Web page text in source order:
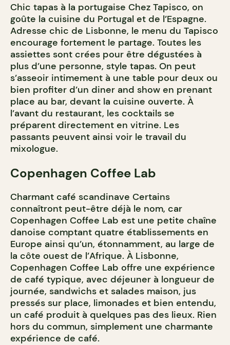
Chic tapas à la portugaise Chez Tapisco, on
goûte la cuisine du Portugal et de l’Espagne.
Adresse chic de Lisbonne, le menu du Tapisco
encourage fortement le partage. Toutes les
assiettes sont crées pour être dégustées à
plus d’une personne, style tapas. On peut
s’asseoir intimement à une table pour deux ou
bien profiter d’un diner and show en prenant
place au bar, devant la cuisine ouverte. À
l’avant du restaurant, les cocktails se
préparent directement en vitrine. Les
passants peuvent ainsi voir le travail du
mixologue.
Copenhagen Coffee Lab
Charmant café scandinave Certains
connaîtront peut-être déjà le nom, car
Copenhagen Coffee Lab est une petite chaîne
danoise comptant quatre établissements en
Europe ainsi qu’un, étonnamment, au large de
la côte ouest de l’Afrique. À Lisbonne,
Copenhagen Coffee Lab offre une expérience
de café typique, avec déjeuner à longueur de
journée, sandwichs et salades maison, jus
pressés sur place, limonades et bien entendu,
un café produit à quelques pas des lieux. Rien
hors du commun, simplement une charmante
expérience de café.